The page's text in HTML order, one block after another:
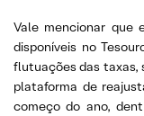
Vale mencionar que
disponíveis no
flutuações das taxas,
plataforma de
começo do ano,